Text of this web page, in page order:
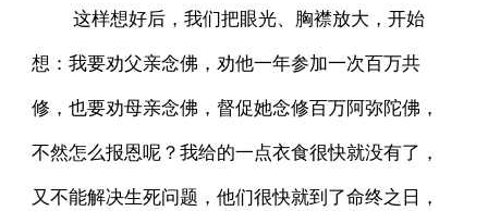
这样想好后，我们把眼光、胸襟放大，开始
想：我要劝父亲念佛，劝他一年参加一次百万共
修，也要劝母亲念佛，督促她念修百万阿弥陀佛，
不然怎么报恩呢？我给的一点衣食很快就没有了，
又不能解决生死问题，他们很快就到了命终之日，